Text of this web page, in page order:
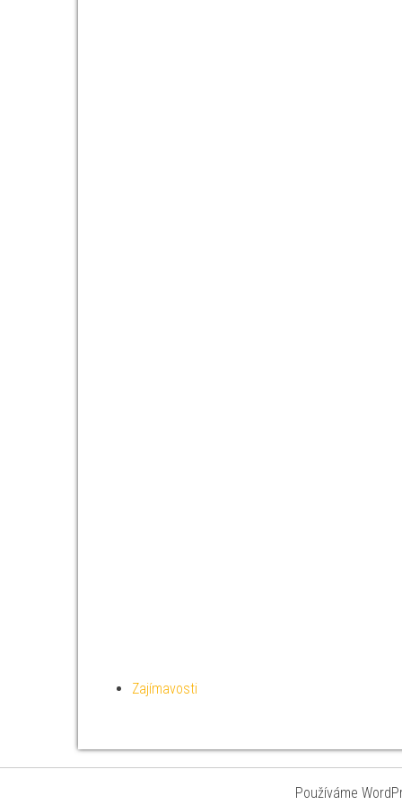
Zajímavosti
Používáme